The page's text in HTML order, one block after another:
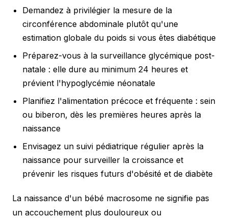
Demandez à privilégier la mesure de la
circonférence abdominale plutôt qu'une
estimation globale du poids si vous êtes diabétique
Préparez-vous à la surveillance glycémique post-
natale : elle dure au minimum 24 heures et
prévient l'hypoglycémie néonatale
Planifiez l'alimentation précoce et fréquente : sein
ou biberon, dès les premières heures après la
naissance
Envisagez un suivi pédiatrique régulier après la
naissance pour surveiller la croissance et
prévenir les risques futurs d'obésité et de diabète
La naissance d'un bébé macrosome ne signifie pas
un accouchement plus douloureux ou